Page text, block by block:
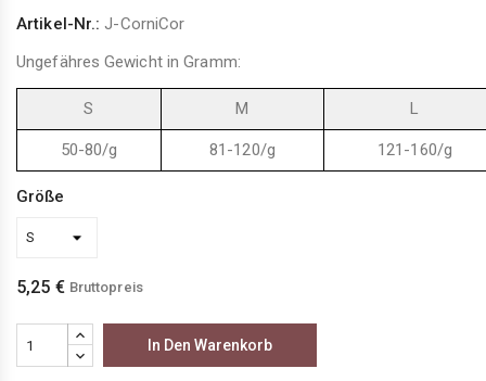
Artikel-Nr.: J-CorniCor
Ungefähres Gewicht in Gramm:
S M L
50-80/g 81-120/g 121-160/g
Größe
5,25 € Bruttopreis
In Den Warenkorb